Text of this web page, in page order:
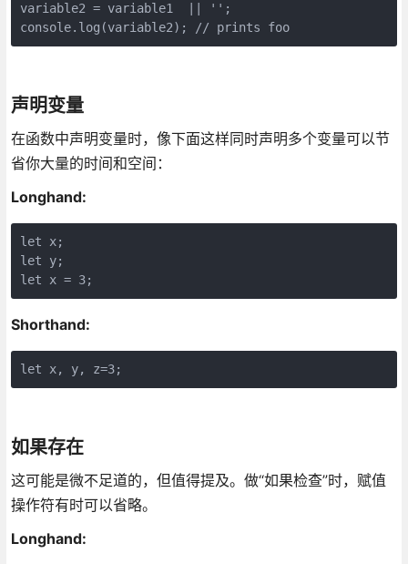
variable2 = variable1  || '';
console.log(variable2); // prints foo
声明变量
在函数中声明变量时，像下面这样同时声明多个变量可以节
省你大量的时间和空间：
Longhand:
let x;
let y;
let x = 3;
Shorthand:
let x, y, z=3;
如果存在
这可能是微不足道的，但值得提及。做“如果检查”时，赋值
操作符有时可以省略。
Longhand: